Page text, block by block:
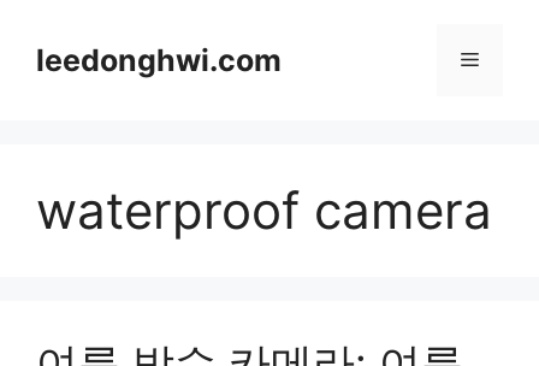
contentleedonghwi.com Menu
waterproof camera